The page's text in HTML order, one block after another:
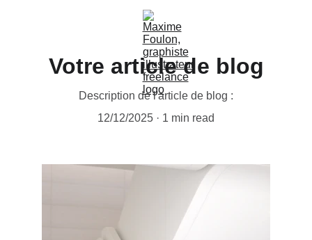
Votre article de blog
Description de l'article de blog :
12/12/2025
1 min read